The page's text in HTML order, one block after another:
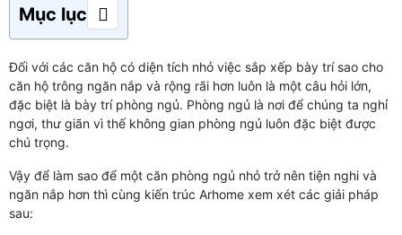
Mục lục
Đối với các căn hộ có diện tích nhỏ việc sắp xếp bày trí sao cho
căn hộ trông ngăn nắp và rộng rãi hơn luôn là một câu hỏi lớn,
đặc biệt là bày trí phòng ngủ. Phòng ngủ là nơi để chúng ta nghỉ
ngơi, thư giãn vì thế không gian phòng ngủ luôn đặc biệt được
chú trọng.
Vậy để làm sao để một căn phòng ngủ nhỏ trở nên tiện nghi và
ngăn nắp hơn thì cùng kiến trúc Arhome xem xét các giải pháp
sau: